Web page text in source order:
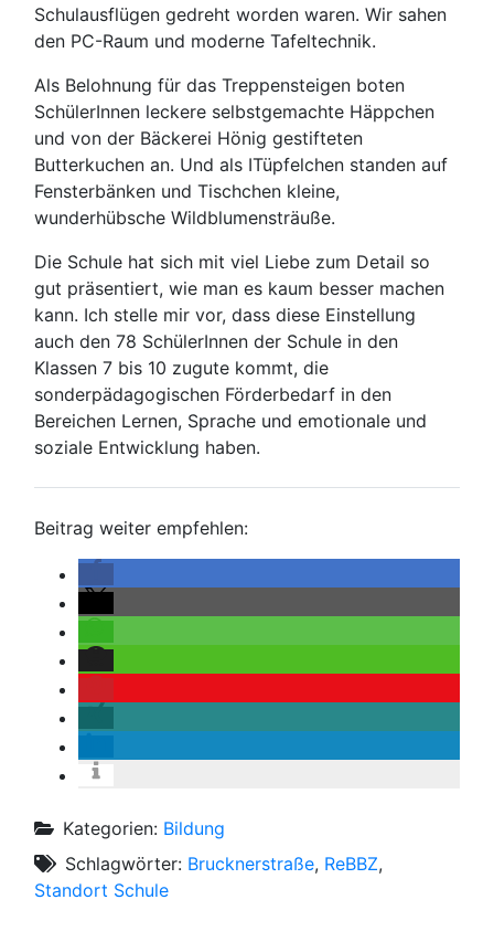
Schulausflügen gedreht worden waren. Wir sahen
den PC-Raum und moderne Tafeltechnik.
Als Belohnung für das Treppensteigen boten
SchülerInnen leckere selbstgemachte Häppchen
und von der Bäckerei Hönig gestifteten
Butterkuchen an. Und als ITüpfelchen standen auf
Fensterbänken und Tischchen kleine,
wunderhübsche Wildblumensträuße.
Die Schule hat sich mit viel Liebe zum Detail so
gut präsentiert, wie man es kaum besser machen
kann. Ich stelle mir vor, dass diese Einstellung
auch den 78 SchülerInnen der Schule in den
Klassen 7 bis 10 zugute kommt, die
sonderpädagogischen Förderbedarf in den
Bereichen Lernen, Sprache und emotionale und
soziale Entwicklung haben.
Beitrag weiter empfehlen:
Kategorien: Bildung
Schlagwörter: Brucknerstraße, ReBBZ,
Standort Schule